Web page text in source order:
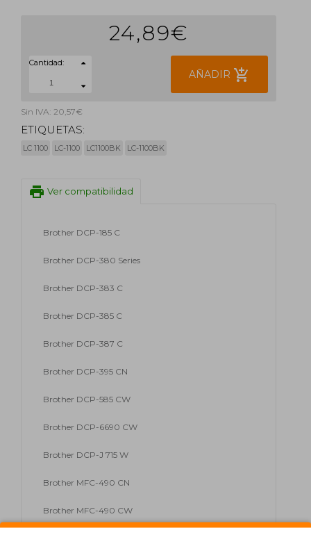
24,89€
Cantidad:
AÑADIR add_shopping_cart
Sin IVA: 20,57€
ETIQUETAS:
LC 1100 LC-1100 LC1100BK LC-1100BK
print Ver compatibilidad
Brother DCP-185 C
Brother DCP-380 Series
Brother DCP-383 C
Brother DCP-385 C
Brother DCP-387 C
Brother DCP-395 CN
Brother DCP-585 CW
Brother DCP-6690 CW
Brother DCP-J 715 W
Brother MFC-490 CN
Brother MFC-490 CW